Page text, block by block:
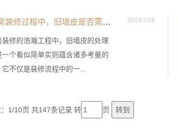
在旧房装修过程中，旧墙皮是否需要铲除
装修的浩瀚工程中，旧墙皮的处理
一个看似简单实则蕴含诸多考量的
它不仅是装修流程中的一...
2024/7/28
：1/10页 共147条记录 转 页